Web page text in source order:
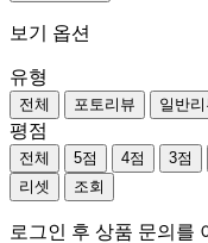
보기 옵션
유형
전체 포토리뷰 일반리
평점
전체 5점 4점 3점
리셋
조회
로그인 후 상품 문의를